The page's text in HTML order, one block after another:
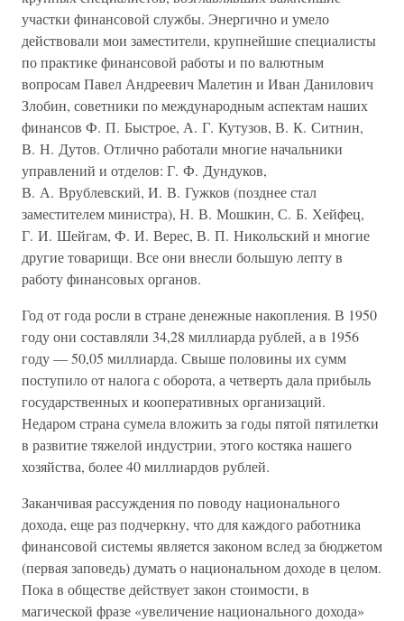
участки финансовой службы. Энергично и умело
действовали мои заместители, крупнейшие специалисты
по практике финансовой работы и по валютным
вопросам Павел Андреевич Малетин и Иван Данилович
Злобин, советники по международным аспектам наших
финансов Ф. П. Быстрое, А. Г. Кутузов, В. К. Ситнин,
В. Н. Дутов. Отлично работали многие начальники
управлений и отделов: Г. Ф. Дундуков,
В. А. Врублевский, И. В. Гужков (позднее стал
заместителем министра), Н. В. Мошкин, С. Б. Хейфец,
Г. И. Шейгам, Ф. И. Верес, В. П. Никольский и многие
другие товарищи. Все они внесли большую лепту в
работу финансовых органов.
Год от года росли в стране денежные накопления. В 1950
году они составляли 34,28 миллиарда рублей, а в 1956
году — 50,05 миллиарда. Свыше половины их сумм
поступило от налога с оборота, а четверть дала прибыль
государственных и кооперативных организаций.
Недаром страна сумела вложить за годы пятой пятилетки
в развитие тяжелой индустрии, этого костяка нашего
хозяйства, более 40 миллиардов рублей.
Заканчивая рассуждения по поводу национального
дохода, еще раз подчеркну, что для каждого работника
финансовой системы является законом вслед за бюджетом
(первая заповедь) думать о национальном доходе в целом.
Пока в обществе действует закон стоимости, в
магической фразе «увеличение национального дохода»